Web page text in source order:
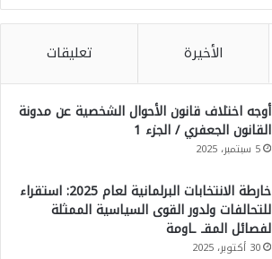
الأخيرة تعليقات
أوجه اختلاف قانون الأحوال الشخصية عن مدونة
القانون الجعفري / الجزء 1
5 سبتمبر، 2025
خارطة الانتخابات البرلمانية لعام 2025: استقراء
للتحالفات ولدور القوى السياسية الممثلة
لفصائل المقـ ـاومة
30 أكتوبر، 2025